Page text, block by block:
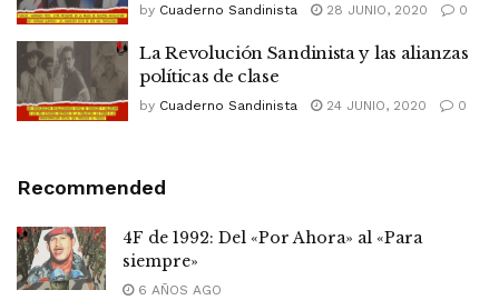
by Cuaderno Sandinista 28 JUNIO, 2020 0
La Revolución Sandinista y las alianzas
políticas de clase
by Cuaderno Sandinista 24 JUNIO, 2020 0
Recommended
4F de 1992: Del «Por Ahora» al «Para
siempre»
6 AÑOS AGO